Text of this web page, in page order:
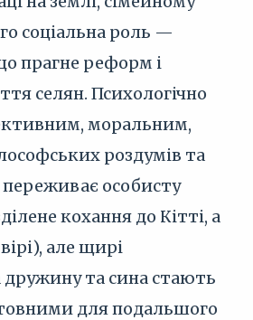
соціальна роль —
прагне реформ і
селян. Психологічно
моральним,
роздумів та
переживає особисту
кохання до Кітті, а
але щирі
та сина стають
для подальшого